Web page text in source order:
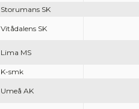
Storumans SK
Vitådalens SK
Lima MS
K-smk
Umeå AK